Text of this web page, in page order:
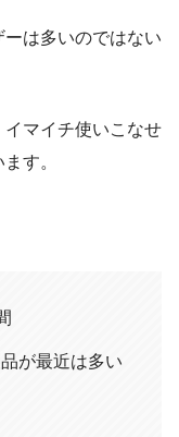
は多いのではない
マイチ使いこなせ
す。
が最近は多い